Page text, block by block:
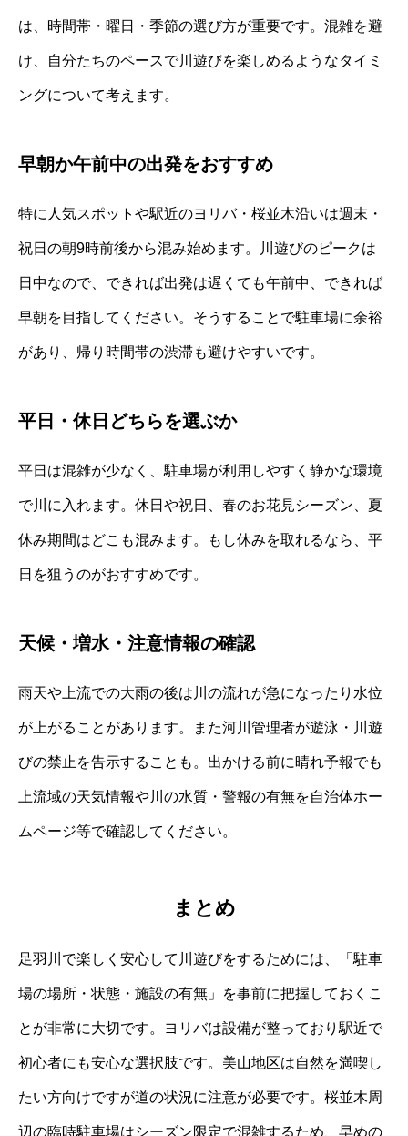
は、時間帯・曜日・季節の選び方が重要です。混雑を避
け、自分たちのペースで川遊びを楽しめるようなタイミ
ングについて考えます。
早朝か午前中の出発をおすすめ
特に人気スポットや駅近のヨリバ・桜並木沿いは週末・
祝日の朝9時前後から混み始めます。川遊びのピークは
日中なので、できれば出発は遅くても午前中、できれば
早朝を目指してください。そうすることで駐車場に余裕
があり、帰り時間帯の渋滞も避けやすいです。
平日・休日どちらを選ぶか
平日は混雑が少なく、駐車場が利用しやすく静かな環境
で川に入れます。休日や祝日、春のお花見シーズン、夏
休み期間はどこも混みます。もし休みを取れるなら、平
日を狙うのがおすすめです。
天候・増水・注意情報の確認
雨天や上流での大雨の後は川の流れが急になったり水位
が上がることがあります。また河川管理者が遊泳・川遊
びの禁止を告示することも。出かける前に晴れ予報でも
上流域の天気情報や川の水質・警報の有無を自治体ホー
ムページ等で確認してください。
まとめ
足羽川で楽しく安心して川遊びをするためには、「駐車
場の場所・状態・施設の有無」を事前に把握しておくこ
とが非常に大切です。ヨリバは設備が整っており駅近で
初心者にも安心な選択肢です。美山地区は自然を満喫し
たい方向けですが道の状況に注意が必要です。桜並木周
辺の臨時駐車場はシーズン限定で混雑するため、早めの